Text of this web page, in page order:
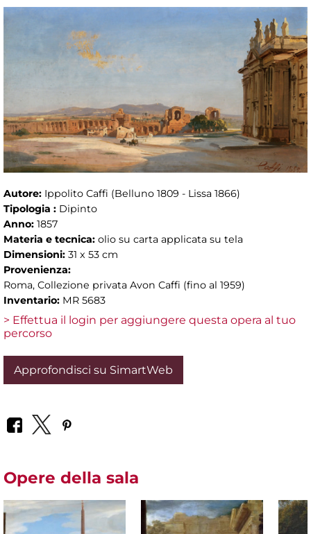
Autore: Ippolito Caffi (Belluno 1809 - Lissa 1866)
Tipologia : Dipinto
Anno: 1857
Materia e tecnica: olio su carta applicata su tela
Dimensioni: 31 x 53 cm
Provenienza:
Roma, Collezione privata Avon Caffi (fino al 1959)
Inventario: MR 5683
> Effettua il login per aggiungere questa opera al tuo
percorso
Approfondisci su SimartWeb
Opere della sala